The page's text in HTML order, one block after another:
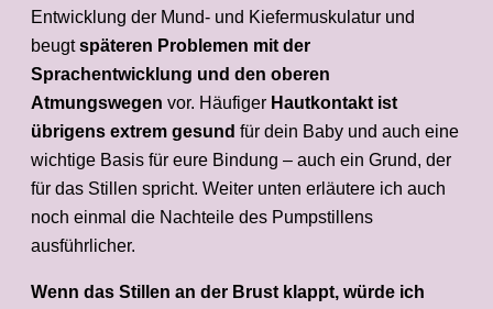
Entwicklung der Mund- und Kiefermuskulatur und
beugtspäteren Problemen mit der
Sprachentwicklung und den oberen
Atmungswegen vor. Häufiger Hautkontakt ist
übrigens extrem gesund für dein Baby und auch eine
wichtige Basis für eure Bindung – auch ein Grund, der
für das Stillen spricht. Weiter unten erläutere ich auch
noch einmal die Nachteile des Pumpstillens
ausführlicher.
Wenn das Stillen an der Brust klappt, würde ich